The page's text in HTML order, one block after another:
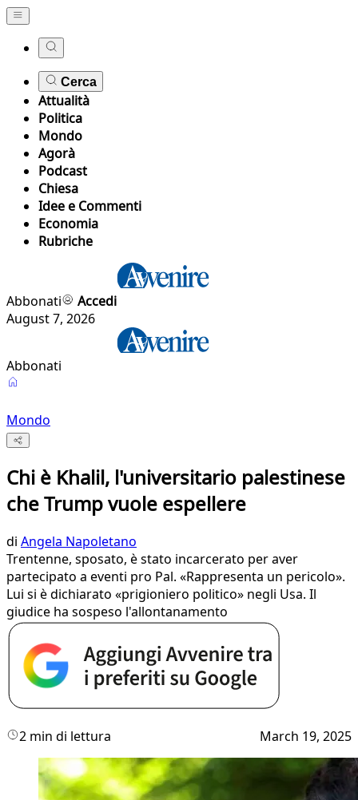
Cerca
Attualità
Politica
Mondo
Agorà
Podcast
Chiesa
Idee e Commenti
Economia
Rubriche
Abbonati
Accedi
August 7, 2026
Abbonati
Mondo
Chi è Khalil, l'universitario palestinese
che Trump vuole espellere
di Angela Napoletano
Trentenne, sposato, è stato incarcerato per aver
partecipato a eventi pro Pal. «Rappresenta un pericolo».
Lui si è dichiarato «prigioniero politico» negli Usa. Il
giudice ha sospeso l'allontanamento
2 min di lettura March 19, 2025